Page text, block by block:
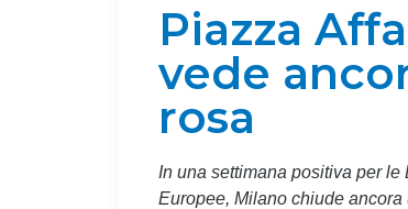
Piazza
vede
rosa
In una settimana positiva per le
Europee, Milano chiude ancora